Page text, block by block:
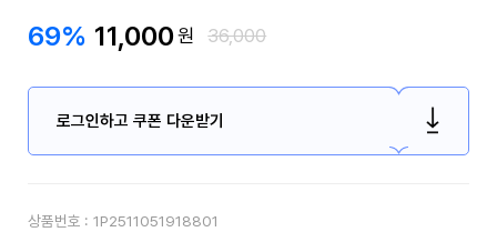
69% 11,000원 36,000
로그인하고 쿠폰 다운받기
상품번호 : 1P2511051918801